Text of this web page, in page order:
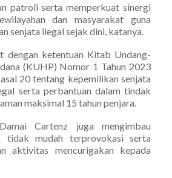
patroli serta memperkuat sinergi
dan masyarakat guna
senjata ilegal sejak dini, katanya.
dengan ketentuan Kitab Undang-
(KUHP) Nomor 1 Tahun 2023
20 tentang kepemilikan senjata
serta perbantuan dalam tindak
maksimal 15 tahun penjara.
Cartenz juga mengimbau
tidak mudah terprovokasi serta
aktivitas mencurigakan kepada